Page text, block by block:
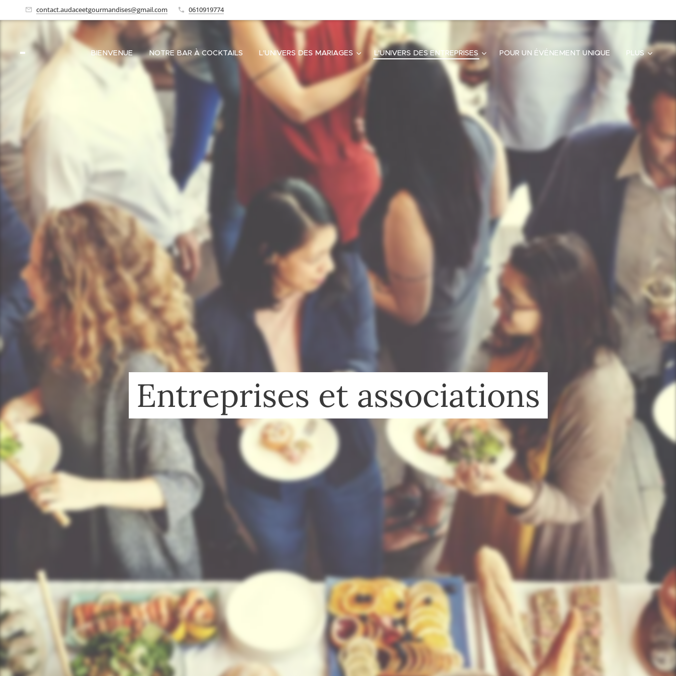
contact.audaceetgourmandises@gmail.com 0610919774
BIENVENUE NOTRE BAR À COCKTAILS L'UNIVERS DES MARIAGES L'UNIVERS DES ENTREPRISES POUR UN ÉVÉNEMENT UNIQUE PLUS
Entreprises et associations